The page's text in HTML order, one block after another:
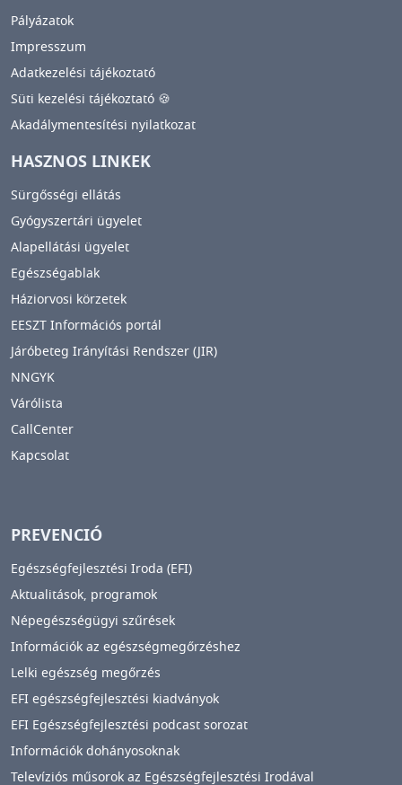
Pályázatok
Impresszum
Adatkezelési tájékoztató
Süti kezelési tájékoztató 🍪
Akadálymentesítési nyilatkozat
HASZNOS LINKEK
Sürgősségi ellátás
Gyógyszertári ügyelet
Alapellátási ügyelet
Egészségablak
Háziorvosi körzetek
EESZT Információs portál
Járóbeteg Irányítási Rendszer (JIR)
NNGYK
Várólista
CallCenter
Kapcsolat
PREVENCIÓ
Egészségfejlesztési Iroda (EFI)
Aktualitások, programok
Népegészségügyi szűrések
Információk az egészségmegőrzéshez
Lelki egészség megőrzés
EFI egészségfejlesztési kiadványok
EFI Egészségfejlesztési podcast sorozat
Információk dohányosoknak
Televíziós műsorok az Egészségfejlesztési Irodával